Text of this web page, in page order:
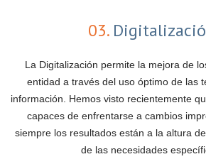
03.
La Digitalización permite la mejora de
entidad a través del uso óptimo de las
información. Hemos visto recientemente
capaces de enfrentarse a cambios
siempre los resultados están a la altura
de las necesidades